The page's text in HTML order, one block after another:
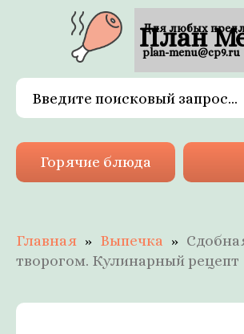
План
Горячие блюда
Главная Выпечка
творогом. Кулинарный рецепт
Для любых
plan-menu@cp9.ru